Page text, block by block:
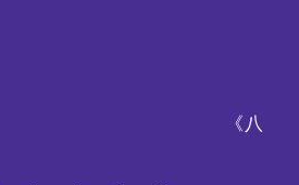
《八・